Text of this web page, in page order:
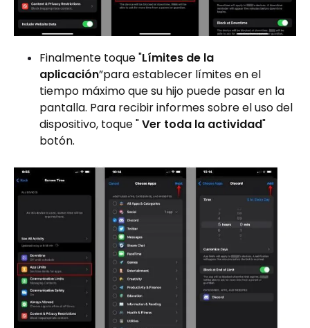
Finalmente toque "Límites de la
aplicación”para establecer límites en el
tiempo máximo que su hijo puede pasar en la
pantalla. Para recibir informes sobre el uso del
dispositivo, toque "Ver toda la actividad"
botón.